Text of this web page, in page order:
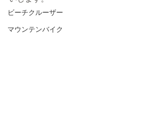
ビーチクルーザー
マウンテンバイク